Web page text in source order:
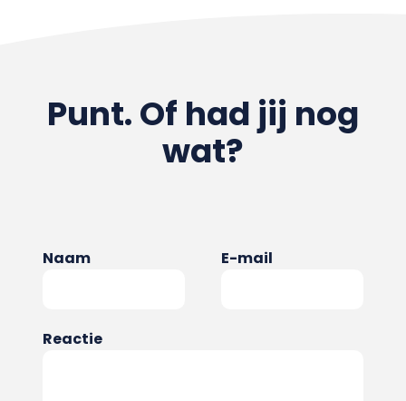
Punt. Of had jij nog
wat?
Naam E-mail
Reactie